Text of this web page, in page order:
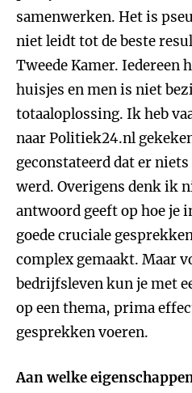
samenwerken. Het is
niet leidt tot de beste
Tweede Kamer. Iedereen
huisjes en men is niet
totaaloplossing. Ik heb
naar Politiek24.nl
geconstateerd dat er
werd. Overigens denk ik
antwoord geeft op hoe je
goede cruciale
complex gemaakt. Maar
bedrijfsleven kun je met
op een thema, prima
gesprekken voeren.
Aan welke